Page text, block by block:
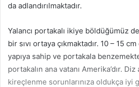
da adlandırılmaktadır.
Yalancı portakalı ikiye böldüğümüz
bir sıvı ortaya çıkmaktadır. 10 – 15
yapıya sahip ve portakala
portakalın ana vatanı Amerika’dır. Diz
kireçlenme sorunlarınıza oldukça iyi